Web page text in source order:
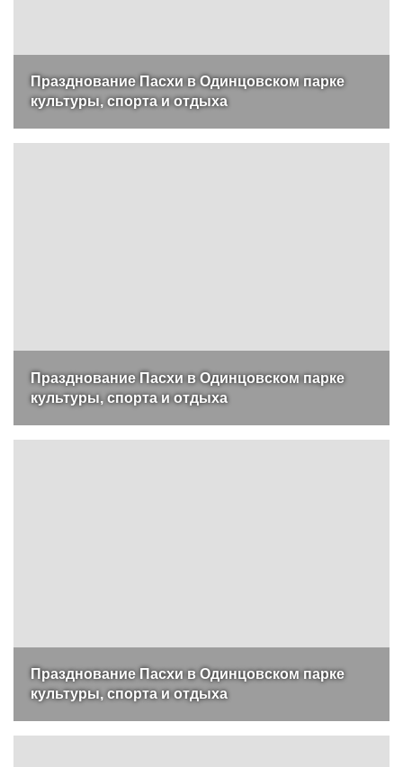
Празднование Пасхи в Одинцовском парке
культуры, спорта и отдыха
Празднование Пасхи в Одинцовском парке
культуры, спорта и отдыха
Празднование Пасхи в Одинцовском парке
культуры, спорта и отдыха